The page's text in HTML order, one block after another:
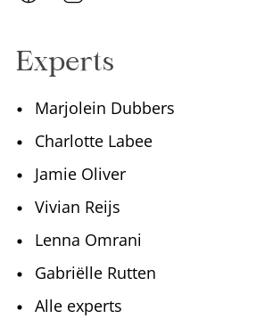
Experts
Marjolein Dubbers
Charlotte Labee
Jamie Oliver
Vivian Reijs
Lenna Omrani
Gabriëlle Rutten
Alle experts